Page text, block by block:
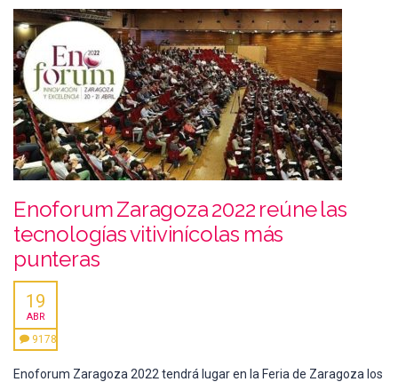
Enoforum Zaragoza 2022 reúne las
tecnologías vitivinícolas más
punteras
19
ABR
9178
Enoforum Zaragoza 2022 tendrá lugar en la Feria de Zaragoza los